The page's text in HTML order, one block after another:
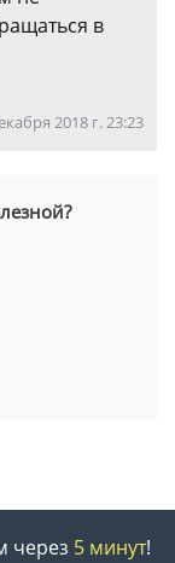
в
2018 г. 23:23
через 5 минут!